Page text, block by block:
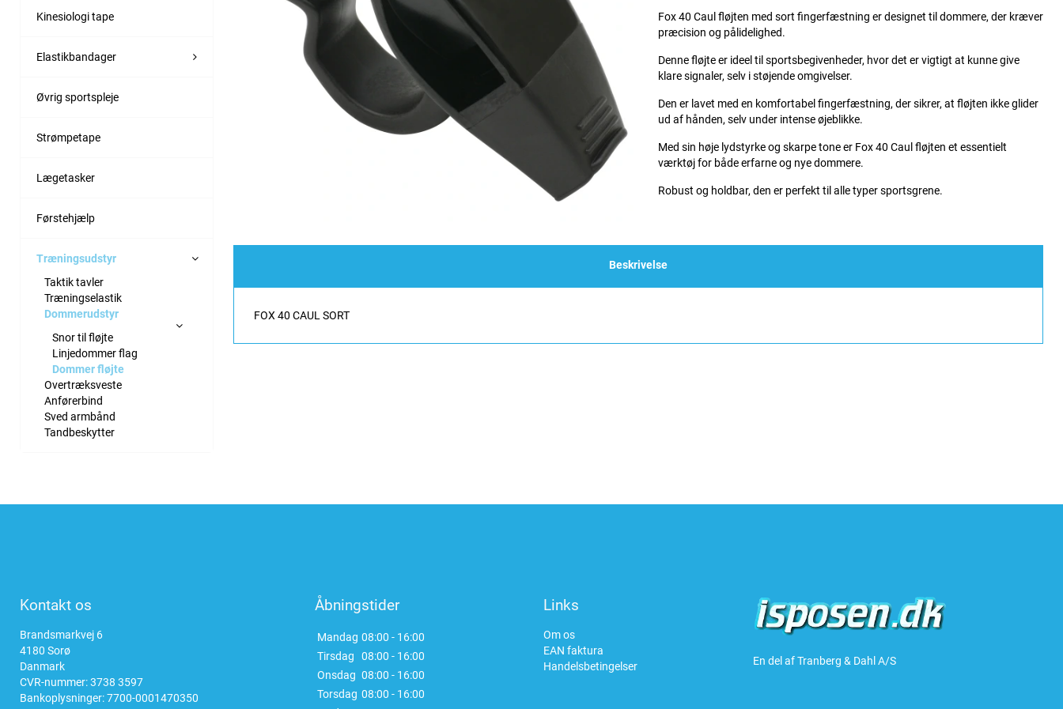
Kinesiologi tape
Elastikbandager
Øvrig sportspleje
Strømpetape
Lægetasker
Førstehjælp
Træningsudstyr
Taktik tavler
Træningselastik
Dommerudstyr
Snor til fløjte
Linjedommer flag
Dommer fløjte
Overtræksveste
Anførerbind
Sved armbånd
Tandbeskytter
Fox 40 Caul fløjten med sort fingerfæstning er designet til dommere, der kræver
præcision og pålidelighed.
Denne fløjte er ideel til sportsbegivenheder, hvor det er vigtigt at kunne give
klare signaler, selv i støjende omgivelser.
Den er lavet med en komfortabel fingerfæstning, der sikrer, at fløjten ikke glider
ud af hånden, selv under intense øjeblikke.
Med sin høje lydstyrke og skarpe tone er Fox 40 Caul fløjten et essentielt
værktøj for både erfarne og nye dommere.
Robust og holdbar, den er perfekt til alle typer sportsgrene.
Beskrivelse
FOX 40 CAUL SORT
Kontakt os
Brandsmarkvej 6
4180 Sorø
Danmark
CVR-nummer: 3738 3597
Bankoplysninger: 7700-0001470350
Åbningstider
Mandag 08:00 - 16:00
Tirsdag
08:00 - 16:00
Onsdag 08:00 - 16:00
Torsdag 08:00 - 16:00
Links
Om os
EAN faktura
Handelsbetingelser
En del af Tranberg & Dahl A/S